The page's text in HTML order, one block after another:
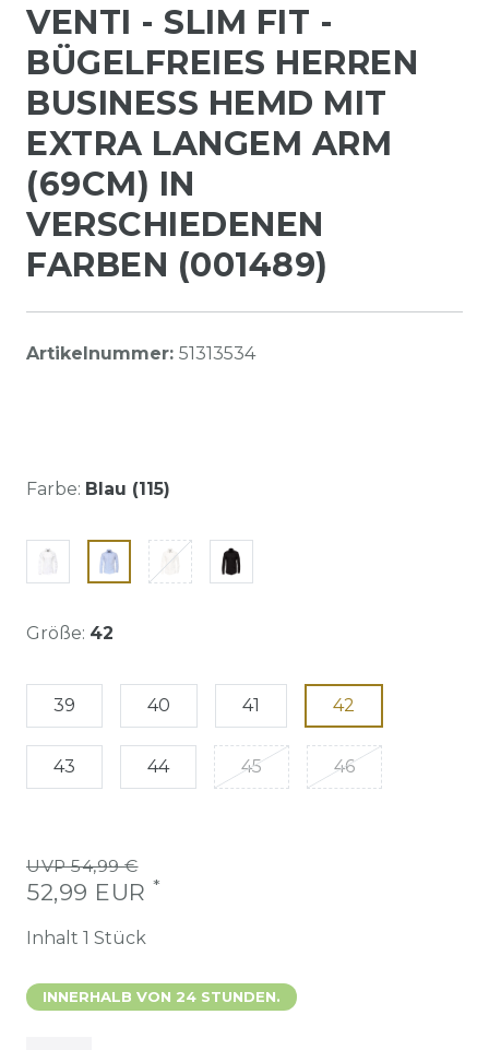
VENTI - SLIM FIT -
BÜGELFREIES HERREN
BUSINESS HEMD MIT
EXTRA LANGEM ARM
(69CM) IN
VERSCHIEDENEN
FARBEN (001489)
Artikelnummer: 51313534
Farbe: Blau (115)
Größe: 42
39 40 41 42
43 44 45 46
UVP 54,99 €
52,99 EUR *
Inhalt 1 Stück
INNERHALB VON 24 STUNDEN.